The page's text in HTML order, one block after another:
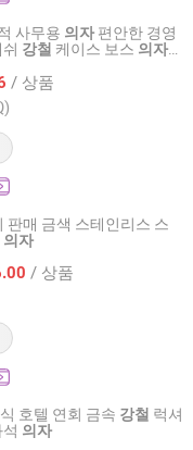
사무용 의자 편안한 경영
강철 케이스 보스 의자
/ 상품
판매 금색 스테인리스 스
의자
/ 상품
호텔 연회 금속 강철 럭셔
의자